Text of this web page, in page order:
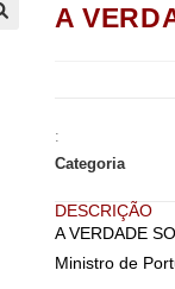
A
:
Categoria
DESCRIÇÃO
A VERDADE
Ministro de